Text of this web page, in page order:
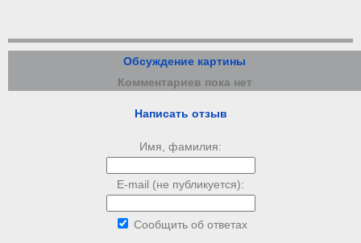
Обсуждение картины
Комментариев пока нет
Написать отзыв
Имя, фамилия:
E-mail (не публикуется):
Сообщить об ответах